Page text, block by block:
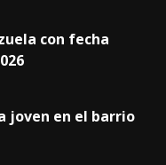
con fecha
joven en el barrio